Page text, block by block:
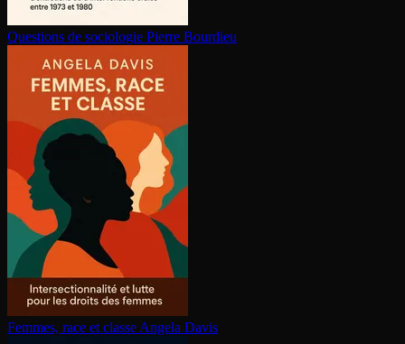
Questions de sociologie Pierre Bourdieu
Femmes, race et classe Angela Davis